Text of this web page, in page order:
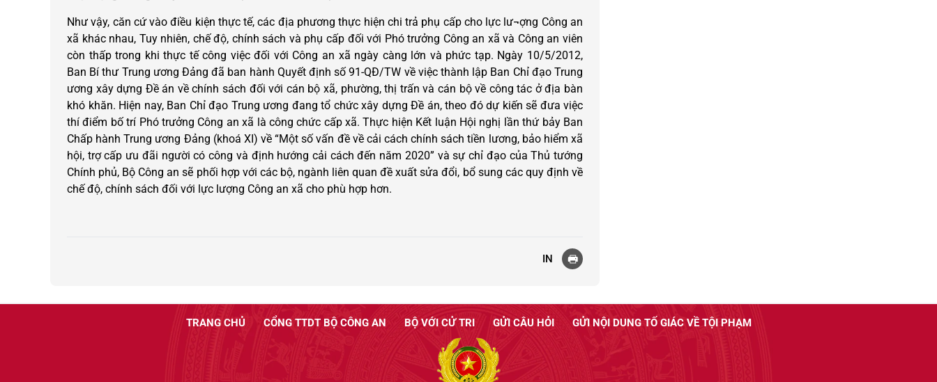
Như vậy, căn cứ vào điều kiện thực tế, các địa phương thực hiện chi trả phụ cấp cho lực lư¬ợng Công an
xã khác nhau, Tuy nhiên, chế độ, chính sách và phụ cấp đối với Phó trưởng Công an xã và Công an viên
còn thấp trong khi thực tế công việc đối với Công an xã ngày càng lớn và phức tạp. Ngày 10/5/2012,
Ban Bí thư Trung ương Đảng đã ban hành Quyết định số 91-QĐ/TW về việc thành lập Ban Chỉ đạo Trung
ương xây dựng Đề án về chính sách đối với cán bộ xã, phường, thị trấn và cán bộ về công tác ở địa bàn
khó khăn. Hiện nay, Ban Chỉ đạo Trung ương đang tổ chức xây dựng Đề án, theo đó dự kiến sẽ đưa việc
thí điểm bố trí Phó trưởng Công an xã là công chức cấp xã. Thực hiện Kết luận Hội nghị lần thứ bảy Ban
Chấp hành Trung ương Đảng (khoá XI) về “Một số vấn đề về cải cách chính sách tiền lương, bảo hiểm xã
hội, trợ cấp ưu đãi người có công và định hướng cải cách đến năm 2020” và sự chỉ đạo của Thủ tướng
Chính phủ, Bộ Công an sẽ phối hợp với các bộ, ngành liên quan đề xuất sửa đổi, bổ sung các quy định về
chế độ, chính sách đối với lực lượng Công an xã cho phù hợp hơn.
IN
TRANG CHỦ CỔNG TTDT BỘ CÔNG AN BỘ VỚI CỬ TRI GỬI CÂU HỎI GỬI NỘI DUNG TỐ GIÁC VỀ TỘI PHẠM